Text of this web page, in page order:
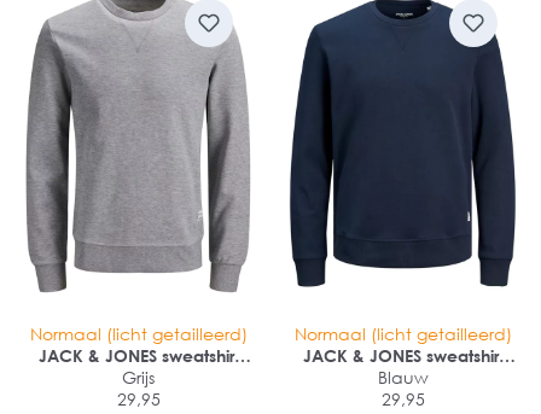
Normaal (licht getailleerd)
JACK & JONES sweatshirt
katoen
Grijs
29,95
Normaal (licht getailleerd)
JACK & JONES sweatshirt
katoen
Blauw
29,95